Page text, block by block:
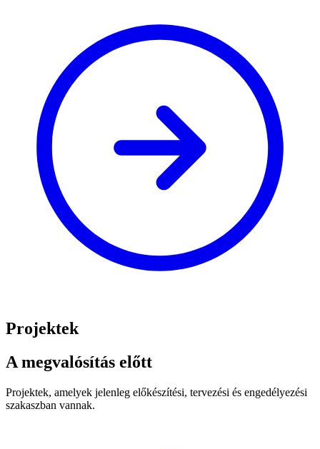
Projektek
A megvalósítás előtt
Projektek, amelyek jelenleg előkészítési, tervezési és engedélyezési
szakaszban vannak.